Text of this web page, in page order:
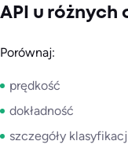
API u różnych
Porównaj:
prędkość
dokładność
szczegóły